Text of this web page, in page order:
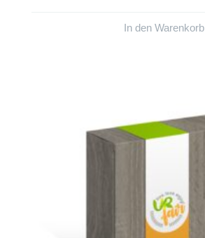
In den Warenkorb